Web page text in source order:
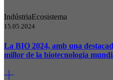
IndústriaEcosistema
15.05.2024
La BIO 2024, amb una
millor de la biotecnologia